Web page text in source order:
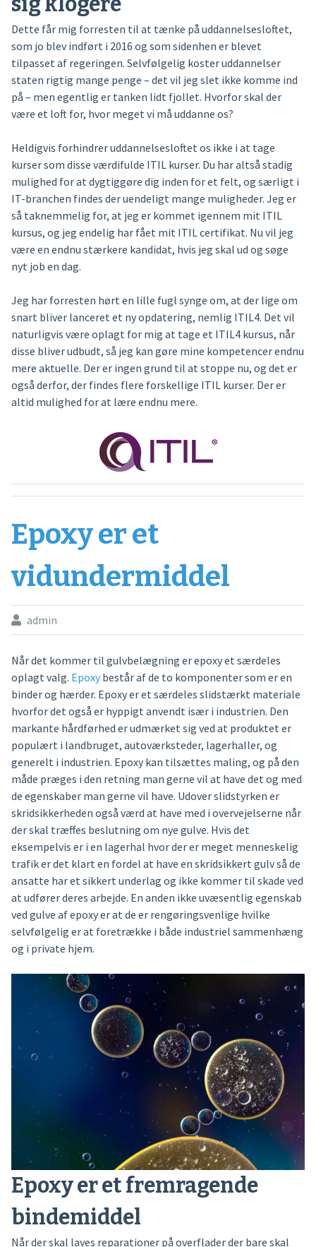
Dette får mig forresten til at tænke på uddannelsesloftet,
som jo blev indført i 2016 og som sidenhen er blevet
tilpasset af regeringen. Selvfølgelig koster uddannelser
staten rigtig mange penge – det vil jeg slet ikke komme ind
på – men egentlig er tanken lidt fjollet. Hvorfor skal der
være et loft for, hvor meget vi må uddanne os?
Heldigvis forhindrer uddannelsesloftet os ikke i at tage
kurser som disse værdifulde ITIL kurser. Du har altså stadig
mulighed for at dygtiggøre dig inden for et felt, og særligt i
IT-branchen findes der uendeligt mange muligheder. Jeg er
så taknemmelig for, at jeg er kommet igennem mit ITIL
kursus, og jeg endelig har fået mit ITIL certifikat. Nu vil jeg
være en endnu stærkere kandidat, hvis jeg skal ud og søge
nyt job en dag.
Jeg har forresten hørt en lille fugl synge om, at der lige om
snart bliver lanceret et ny opdatering, nemlig ITIL4. Det vil
naturligvis være oplagt for mig at tage et ITIL4 kursus, når
disse bliver udbudt, så jeg kan gøre mine kompetencer endnu
mere aktuelle. Der er ingen grund til at stoppe nu, og det er
også derfor, der findes flere forskellige ITIL kurser. Der er
altid mulighed for at lære endnu mere.
Epoxy er et
vidundermiddel
admin
Når det kommer til gulvbelægning er epoxy et særdeles
oplagt valg. Epoxybestår af de to komponenter som er en
binder og hærder. Epoxy er et særdeles slidstærkt materiale
hvorfor det også er hyppigt anvendt især i industrien. Den
markante hårdførhed er udmærket sig ved at produktet er
populært i landbruget, autoværksteder, lagerhaller, og
generelt i industrien. Epoxy kan tilsættes maling, og på den
måde præges i den retning man gerne vil at have det og med
de egenskaber man gerne vil have. Udover slidstyrken er
skridsikkerheden også værd at have med i overvejelserne når
der skal træffes beslutning om nye gulve. Hvis det
eksempelvis er i en lagerhal hvor der er meget menneskelig
trafik er det klart en fordel at have en skridsikkert gulv så de
ansatte har et sikkert underlag og ikke kommer til skade ved
at udfører deres arbejde. En anden ikke uvæsentlig egenskab
ved gulve af epoxy er at de er rengøringsvenlige hvilke
selvfølgelig er at foretrække i både industriel sammenhæng
og i private hjem.
Epoxy er et fremragende
bindemiddel
Når der skal laves reparationer på overflader der bare skal